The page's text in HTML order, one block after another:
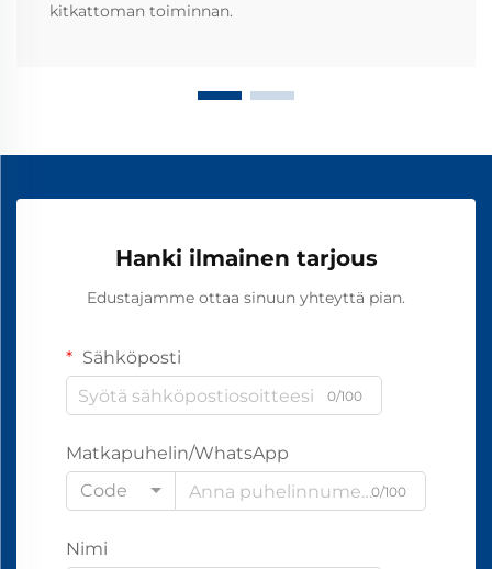
kitkattoman toiminnan.
Hanki ilmainen tarjous
Edustajamme ottaa sinuun yhteyttä pian.
Sähköposti
0/100
Matkapuhelin/WhatsApp
Code
0/100
Nimi